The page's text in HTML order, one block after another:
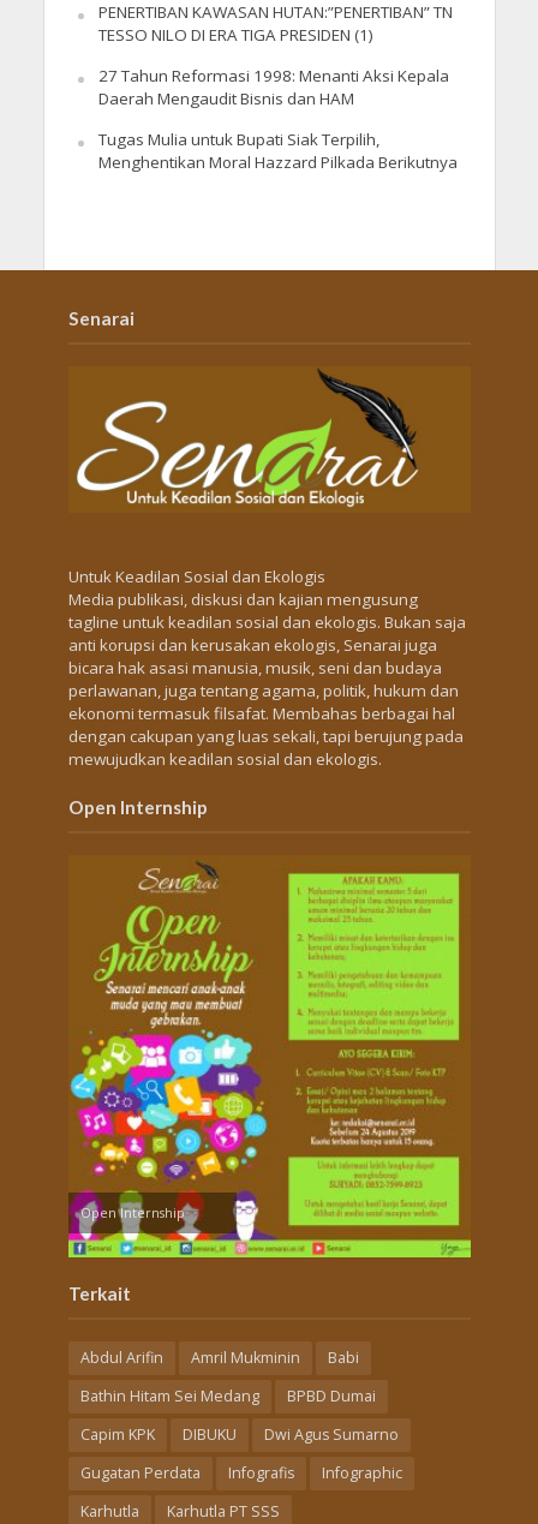
PENERTIBAN KAWASAN HUTAN:”PENERTIBAN” TN
TESSO NILO DI ERA TIGA PRESIDEN (1)
27 Tahun Reformasi 1998: Menanti Aksi Kepala
Daerah Mengaudit Bisnis dan HAM
Tugas Mulia untuk Bupati Siak Terpilih,
Menghentikan Moral Hazzard Pilkada Berikutnya
Senarai
Untuk Keadilan Sosial dan Ekologis
Media publikasi, diskusi dan kajian mengusung
tagline untuk keadilan sosial dan ekologis. Bukan saja
anti korupsi dan kerusakan ekologis, Senarai juga
bicara hak asasi manusia, musik, seni dan budaya
perlawanan, juga tentang agama, politik, hukum dan
ekonomi termasuk filsafat. Membahas berbagai hal
dengan cakupan yang luas sekali, tapi berujung pada
mewujudkan keadilan sosial dan ekologis.
Open Internship
Open Internship
Terkait
Abdul Arifin Amril Mukminin
Babi
Bathin Hitam Sei Medang
BPBD Dumai
Capim KPK
DIBUKU
Dwi Agus Sumarno
Gugatan Perdata
Infografis
Infographic
Karhutla
Karhutla PT SSS